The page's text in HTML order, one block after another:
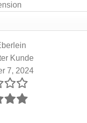
Kunde
7, 2024